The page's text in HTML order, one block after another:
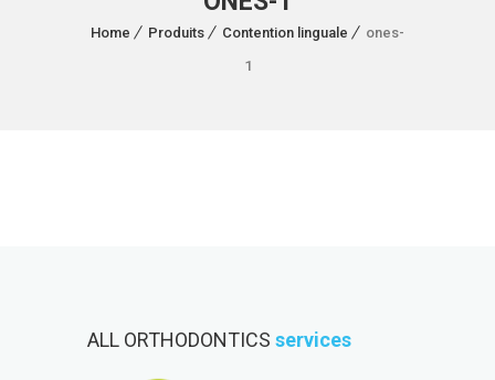
Home Produits Contention linguale
ones-
1
ALL ORTHODONTICS services